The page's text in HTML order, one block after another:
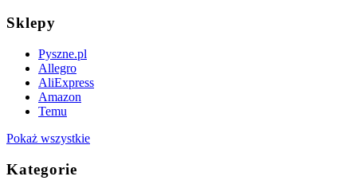
Sklepy
Pyszne.pl
Allegro
AliExpress
Amazon
Temu
Pokaż wszystkie
Kategorie